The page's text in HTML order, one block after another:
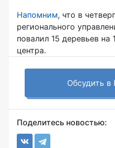
Напомним, что в
регионального
повалил 15 деревьев на
центра.
Обсудить в
Поделитесь новостью: